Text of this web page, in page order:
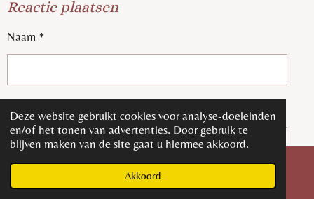
Deze website gebruikt cookies voor analyse-doeleinden
en/of het tonen van advertenties. Door gebruik te
blijven maken van de site gaat u hiermee akkoord.
Akkoord
E
N
L
R
E
E
N
Reactie plaatsen
Naam *
E-mailadres *
Kaart